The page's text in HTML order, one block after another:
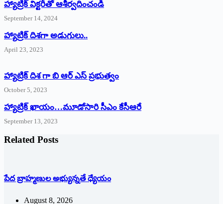
హ్యాట్రిక్‌ ‌విక్టరీతో ఆశీర్వదించండి
September 14, 2024
‌హ్యాట్రిక్‌ ‌దిశగా అడుగులు..
April 23, 2023
హ్యాట్రిక్ దిశ గా బి ఆర్ ఎస్ ప్రభుత్వం
October 5, 2023
హ్యాట్రిక్‌ ‌ఖాయం…మూడోసారి సీఎం కేసీఆరే
September 13, 2023
Related Posts
పేద బ్రాహ్మణుల అభ్యున్నతే ధ్యేయం
August 8, 2026